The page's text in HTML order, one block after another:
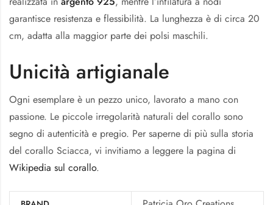
garantisce resistenza e flessibilità. La lunghezza è di circa 20
cm, adatta alla maggior parte dei polsi maschili.
Unicità artigianale
Ogni esemplare è un pezzo unico, lavorato a mano con
passione. Le piccole irregolarità naturali del corallo sono
segno di autenticità e pregio. Per saperne di più sulla storia
del corallo Sciacca, vi invitiamo a leggere la pagina di
Wikipedia sul corallo.